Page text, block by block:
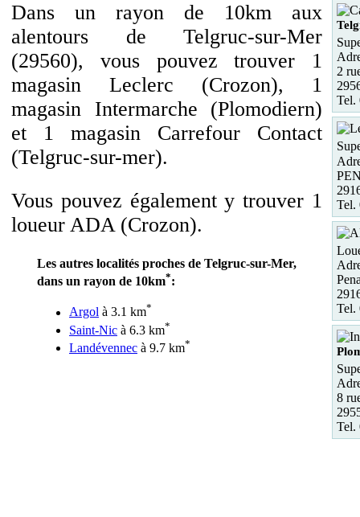
Dans un rayon de 10km aux
alentours de Telgruc-sur-Mer
(29560), vous pouvez trouver 1
magasin Leclerc (Crozon), 1
magasin Intermarche (Plomodiern)
et 1 magasin Carrefour Contact
(Telgruc-sur-mer).
Vous pouvez également y trouver 1
loueur ADA (Crozon).
Les autres localités proches de Telgruc-sur-Mer,
dans un rayon de 10km*:
Argol à 3.1 km*
Saint-Nic à 6.3 km*
Landévennec à 9.7 km*
2
Tel.
Tel.
Tel.
8
Tel.